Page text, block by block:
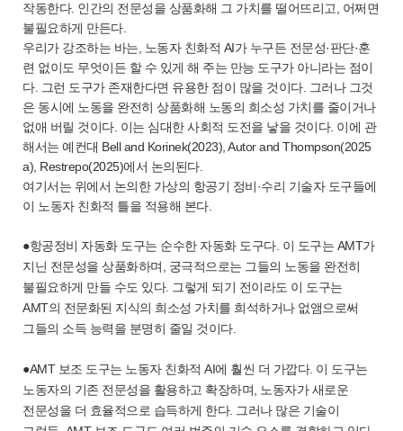
작동한다. 인간의 전문성을 상품화해 그 가치를 떨어뜨리고, 어쩌면
불필요하게 만든다.
우리가 강조하는 바는, 노동자 친화적 AI가 누구든 전문성·판단·훈
련 없이도 무엇이든 할 수 있게 해 주는 만능 도구가 아니라는 점이
다. 그런 도구가 존재한다면 유용한 점이 많을 것이다. 그러나 그것
은 동시에 노동을 완전히 상품화해 노동의 희소성 가치를 줄이거나
없애 버릴 것이다. 이는 심대한 사회적 도전을 낳을 것이다. 이에 관
해서는 예컨대 Bell and Korinek(2023), Autor and Thompson(2025
a), Restrepo(2025)에서 논의된다.
여기서는 위에서 논의한 가상의 항공기 정비·수리 기술자 도구들에
이 노동자 친화적 틀을 적용해 본다.
●항공정비 자동화 도구는 순수한 자동화 도구다. 이 도구는 AMT가
지닌 전문성을 상품화하며, 궁극적으로는 그들의 노동을 완전히
불필요하게 만들 수도 있다. 그렇게 되기 전이라도 이 도구는
AMT의 전문화된 지식의 희소성 가치를 희석하거나 없앰으로써
그들의 소득 능력을 분명히 줄일 것이다.
●AMT 보조 도구는 노동자 친화적 AI에 훨씬 더 가깝다. 이 도구는
노동자의 기존 전문성을 활용하고 확장하며, 노동자가 새로운
전문성을 더 효율적으로 습득하게 한다. 그러나 많은 기술이